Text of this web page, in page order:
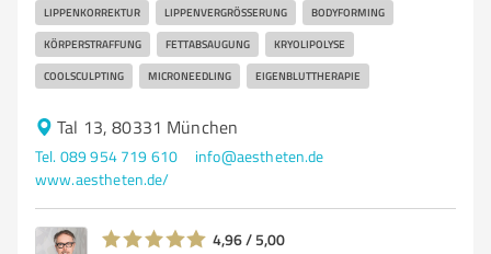
LIPPENKORREKTUR LIPPENVERGRÖSSERUNG BODYFORMING
KÖRPERSTRAFFUNG FETTABSAUGUNG KRYOLIPOLYSE
COOLSCULPTING MICRONEEDLING EIGENBLUTTHERAPIE
Tal 13, 80331 München
Tel. 089 954 719 610
info@aestheten.de
www.aestheten.de/
4,96 / 5,00